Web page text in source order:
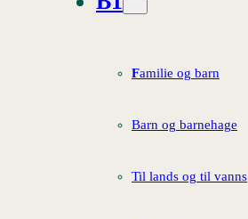
Familie og barn
Barn og barnehage
Til lands og til vanns